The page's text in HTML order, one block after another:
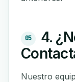
05
4.
Nuestro